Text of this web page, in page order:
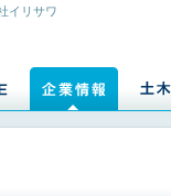
イリサワ